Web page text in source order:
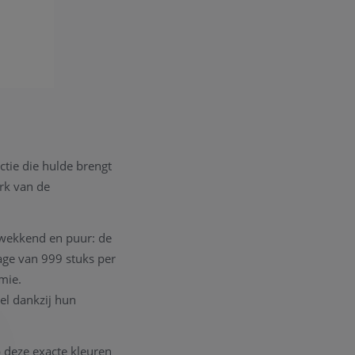
die hulde brengt
van de
en puur: de
van 999 stuks per
dankzij hun
exacte kleuren